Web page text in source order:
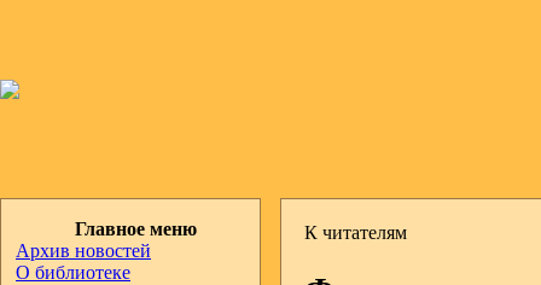
Главное меню
Архив новостей
О библиотеке
К читателям